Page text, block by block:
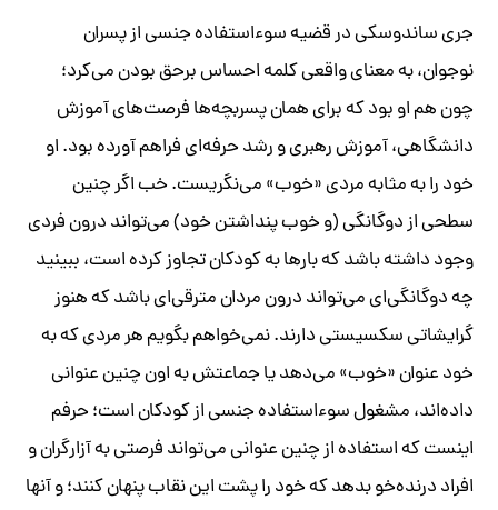
جری ساندوسکی در قضیه سوءاستفاده جنسی از پسران
نوجوان، به معنای واقعی کلمه احساس برحق بودن می‌کرد؛
چون هم او بود که برای همان پسربچه‌ها فرصت‌های آموزش
دانشگاهی، آموزش رهبری و رشد حرفه‌ای فراهم آورده بود. او
خود را به مثابه مردی «خوب» می‌نگریست. خب اگر چنین
سطحی از دوگانگی (و خوب پنداشتن خود) می‌تواند درون فردی
وجود داشته باشد که بارها به کودکان تجاوز کرده است، ببینید
چه دوگانگی‌ای می‌تواند درون مردان مترقی‌ای باشد که هنوز
گرایشاتی سکسیستی دارند. نمی‌خواهم بگویم هر مردی که به
خود عنوان «خوب» می‌دهد یا جماعتش به اون چنین عنوانی
داده‌اند، مشغول سوءاستفاده جنسی از کودکان است؛ حرفم
اینست که استفاده از چنین عنوانی می‌تواند فرصتی به آزارگران و
افراد درنده‌خو بدهد که خود را پشت این نقاب پنهان کنند؛ و آنها